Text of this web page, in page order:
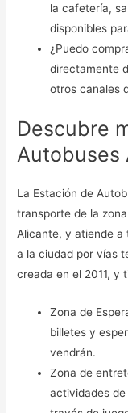
la cafetería,
disponibles
¿Puedo
directamente
otros canales
Descubre
Autobuses
La Estación de
transporte de la
Alicante, y atiende a
a la ciudad por vías
creada en el 2011, y
Zona de
billetes y
vendrán.
Zona de
actividades